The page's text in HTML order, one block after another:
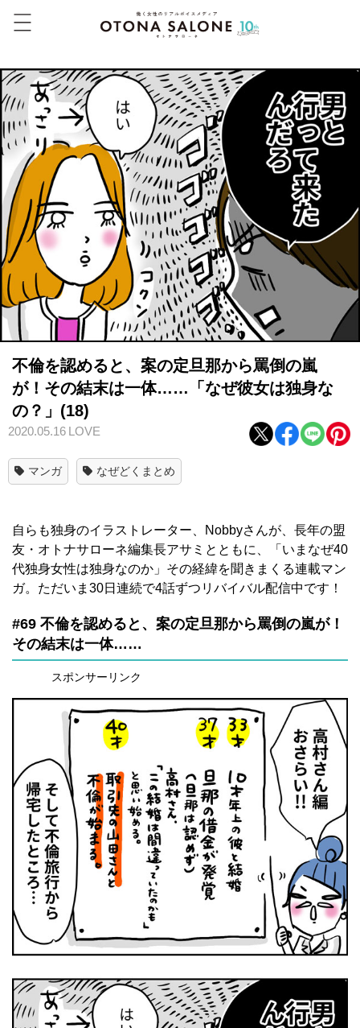
不倫を認めると、案の定旦那から罵倒の嵐
が！その結末は一体……「なぜ彼女は独身な
の？」(18)
2020.05.16 LOVE
マンガ なぜどくまとめ
自らも独身のイラストレーター、Nobbyさんが、長年の盟
友・オトナサローネ編集長アサミとともに、「いまなぜ40
代独身女性は独身なのか」その経緯を聞きまくる連載マン
ガ。ただいま30日連続で4話ずつリバイバル配信中です！
#69 不倫を認めると、案の定旦那から罵倒の嵐が！
その結末は一体……
スポンサーリンク